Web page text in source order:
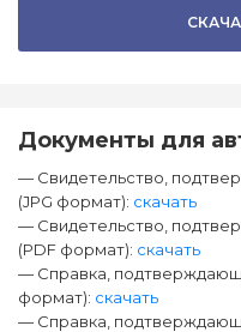
Документы для
— Свидетельство,
(JPG формат): скачать
— Свидетельство,
(PDF формат): скачать
— Справка,
формат): скачать
— Справка,